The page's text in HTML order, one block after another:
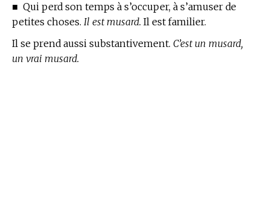
■ Qui perd son temps à s’occuper, à s’amuser de
petites choses. Il est musard. Il est familier.
Il se prend aussi substantivement. C’est un musard,
un vrai musard.